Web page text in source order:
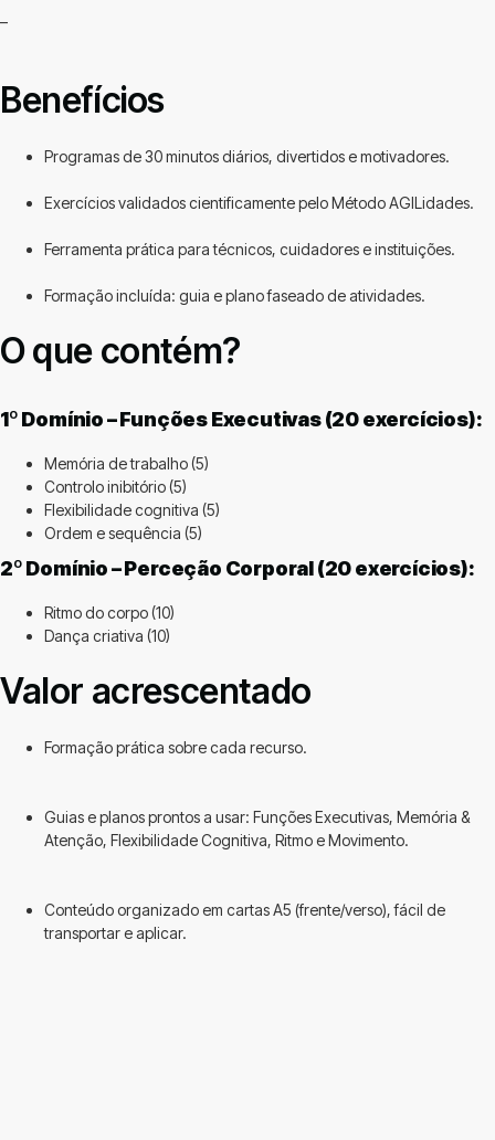
–
Benefícios
Programas de 30 minutos diários, divertidos e motivadores.
Exercícios validados cientificamente pelo Método AGILidades.
Ferramenta prática para técnicos, cuidadores e instituições.
Formação incluída: guia e plano faseado de atividades.
O que contém?
1º Domínio – Funções Executivas (20 exercícios):
Memória de trabalho (5)
Controlo inibitório (5)
Flexibilidade cognitiva (5)
Ordem e sequência (5)
2º Domínio – Perceção Corporal (20 exercícios):
Ritmo do corpo (10)
Dança criativa (10)
Valor acrescentado
Formação prática sobre cada recurso.
Guias e planos prontos a usar: Funções Executivas, Memória &
Atenção, Flexibilidade Cognitiva, Ritmo e Movimento.
Conteúdo organizado em cartas A5 (frente/verso), fácil de
transportar e aplicar.